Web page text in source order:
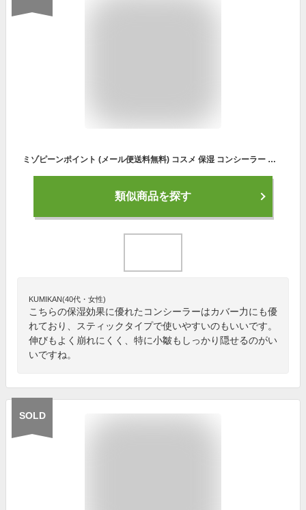
ミゾピーンポイント (メール便送料無料) コスメ 保湿 コンシーラー ファンデーション カバー
類似商品を探す
KUMIKAN(40代・女性)
こちらの保湿効果に優れたコンシーラーはカバー力にも優
れており、スティックタイプで使いやすいのもいいです。
伸びもよく崩れにくく、特に小皺もしっかり隠せるのがい
いですね。
SOLD